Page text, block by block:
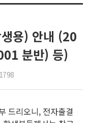
용) 안내 (20
분반) 등)
드리오니, 전자출결